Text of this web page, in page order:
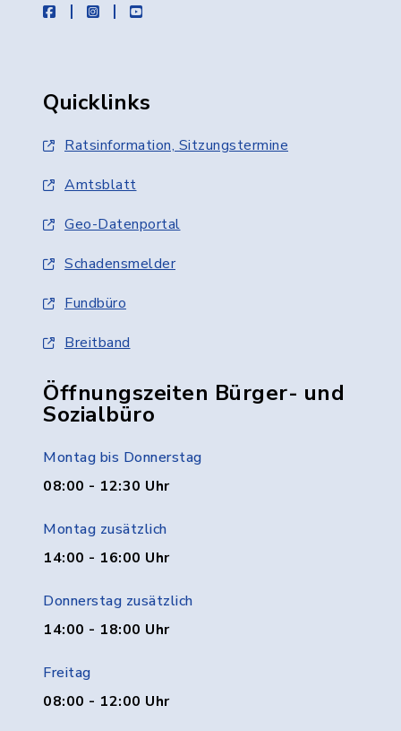
facebookinstagramyoutube
Quicklinks
Ratsinformation, Sitzungstermine
Amtsblatt
Geo-Datenportal
Schadensmelder
Fundbüro
Breitband
Öffnungszeiten Bürger- und
Sozialbüro
Montag bis Donnerstag
08:00 - 12:30 Uhr
Montag zusätzlich
14:00 - 16:00 Uhr
Donnerstag zusätzlich
14:00 - 18:00 Uhr
Freitag
08:00 - 12:00 Uhr